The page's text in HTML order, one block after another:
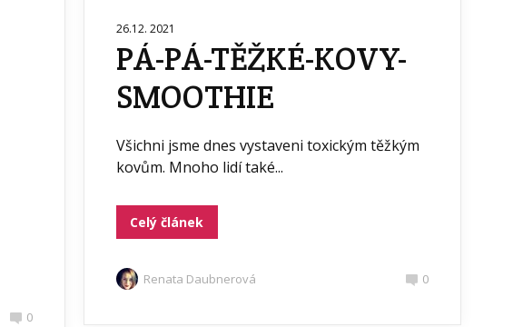
0
26.12. 2021
PÁ-PÁ-TĚŽKÉ-KOVY-
SMOOTHIE
Všichni jsme dnes vystaveni toxickým těžkým
kovům. Mnoho lidí také...
Celý článek
Renata Daubnerová 0